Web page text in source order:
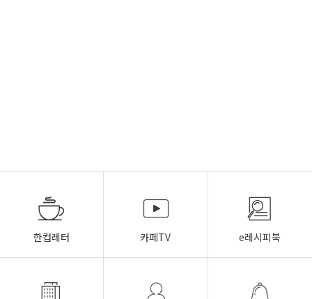
한컵레터 카페TV e레시피북